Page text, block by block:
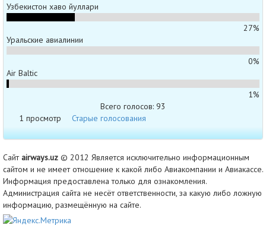
Узбекистон хаво йуллари
27%
Уральские авиалинии
0%
Air Baltic
1%
Всего голосов: 93
1 просмотр
Старые голосования
Сайтairways.uz © 2012 Является исключительно информационным
сайтом и не имеет отношение к какой либо Авиакомпании и Авиакассе.
Информация предоставлена только для ознакомления.
Администрация сайта не несёт ответственности, за какую либо ложную
информацию, размещённую на сайте.